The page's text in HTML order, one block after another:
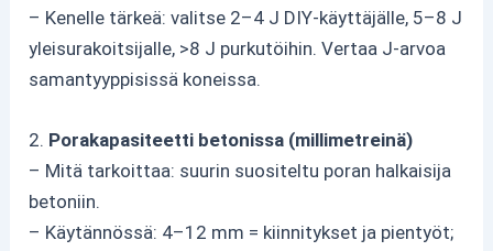
– Kenelle tärkeä: valitse 2–4 J DIY-käyttäjälle, 5–8 J
yleisurakoitsijalle, >8 J purkutöihin. Vertaa J-arvoa
samantyyppisissä koneissa.
2. Porakapasiteetti betonissa (millimetreinä)
– Mitä tarkoittaa: suurin suositeltu poran halkaisija
betoniin.
– Käytännössä: 4–12 mm = kiinnitykset ja pientyöt;